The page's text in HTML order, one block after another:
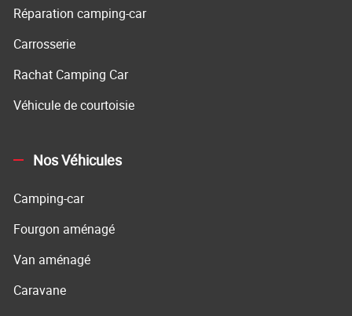
Réparation camping-car
Carrosserie
Rachat Camping Car
Véhicule de courtoisie
Nos Véhicules
Camping-car
Fourgon aménagé
Van aménagé
Caravane